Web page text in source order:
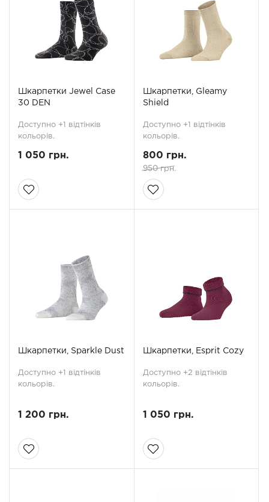
Шкарпетки Jewel Case
30 DEN
Доступно +1 відтінків
кольорів.
1 050 грн.
Шкарпетки, Gleamy
Shield
Доступно +1 відтінків
кольорів.
800 грн.
950 грн.
Шкарпетки, Sparkle Dust
Доступно +1 відтінків
кольорів.
1 200 грн.
Шкарпетки, Esprit Cozy
Доступно +2 відтінків
кольорів.
1 050 грн.